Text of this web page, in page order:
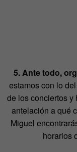
5. Ante todo,
estamos con lo
de los conciertos y
antelación a qué
Miguel
horarios